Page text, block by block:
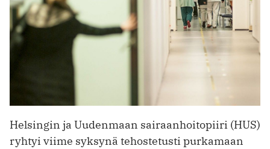
Helsingin ja Uudenmaan sairaanhoitopiiri (HUS)
ryhtyi viime syksynä tehostetusti purkamaan